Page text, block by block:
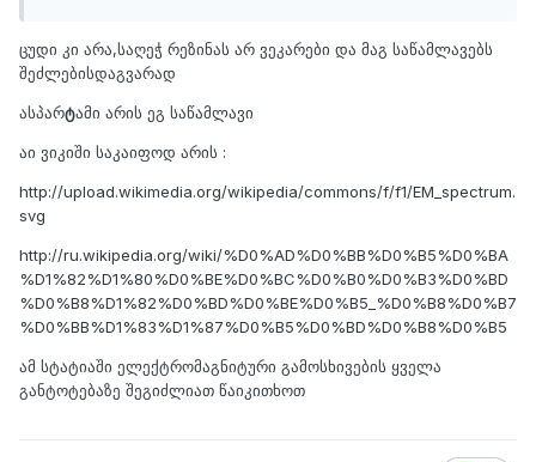
ცუდი კი არა,საღეჭ რეზინას არ ვეკარები და მაგ საწამლავებს
შეძლებისდაგვარად
ასპარტამი არის ეგ საწამლავი
აი ვიკიში საკაიფოდ არის :
http://upload.wikimedia.org/wikipedia/commons/f/f1/EM_spectrum.
svg
http://ru.wikipedia.org/wiki/%D0%AD%D0%BB%D0%B5%D0%BA
%D1%82%D1%80%D0%BE%D0%BC%D0%B0%D0%B3%D0%BD
%D0%B8%D1%82%D0%BD%D0%BE%D0%B5_%D0%B8%D0%B7
%D0%BB%D1%83%D1%87%D0%B5%D0%BD%D0%B8%D0%B5
ამ სტატიაში ელექტრომაგნიტური გამოსხივების ყველა
განტოტებაზე შეგიძლიათ წაიკითხოთ